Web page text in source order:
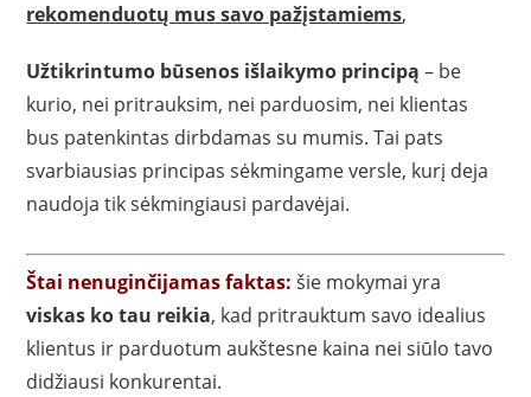
rekomenduotų mus savo pažįstamiems,
Užtikrintumo būsenos išlaikymo principą – be
kurio, nei pritrauksim, nei parduosim, nei klientas
bus patenkintas dirbdamas su mumis. Tai pats
svarbiausias principas sėkmingame versle, kurį deja
naudoja tik sėkmingiausi pardavėjai.
Štai nenuginčijamas faktas: šie mokymai yra
viskas ko tau reikia, kad pritrauktum savo idealius
klientus ir parduotum aukštesne kaina nei siūlo tavo
didžiausi konkurentai.